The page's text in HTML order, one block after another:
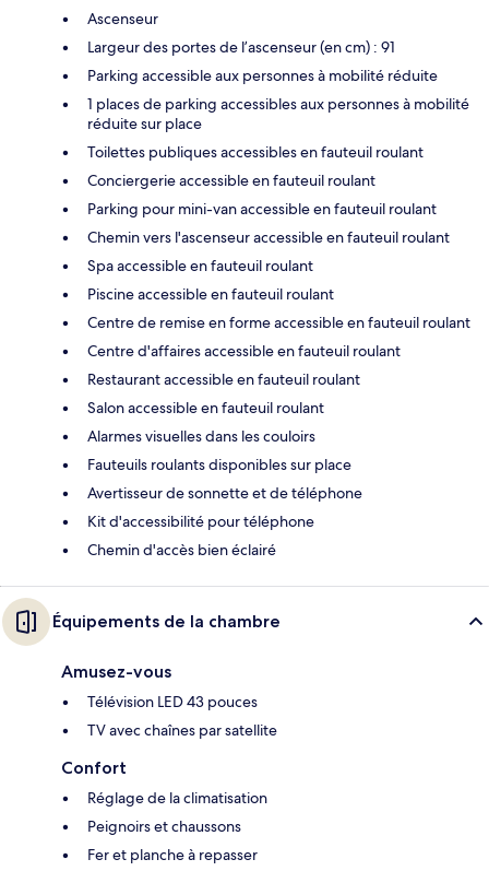
Ascenseur
Largeur des portes de l’ascenseur (en cm) : 91
Parking accessible aux personnes à mobilité réduite
1 places de parking accessibles aux personnes à mobilité
réduite sur place
Toilettes publiques accessibles en fauteuil roulant
Conciergerie accessible en fauteuil roulant
Parking pour mini-van accessible en fauteuil roulant
Chemin vers l'ascenseur accessible en fauteuil roulant
Spa accessible en fauteuil roulant
Piscine accessible en fauteuil roulant
Centre de remise en forme accessible en fauteuil roulant
Centre d'affaires accessible en fauteuil roulant
Restaurant accessible en fauteuil roulant
Salon accessible en fauteuil roulant
Alarmes visuelles dans les couloirs
Fauteuils roulants disponibles sur place
Avertisseur de sonnette et de téléphone
Kit d'accessibilité pour téléphone
Chemin d'accès bien éclairé
Équipements de la chambre
Amusez-vous
Télévision LED 43 pouces
TV avec chaînes par satellite
Confort
Réglage de la climatisation
Peignoirs et chaussons
Fer et planche à repasser